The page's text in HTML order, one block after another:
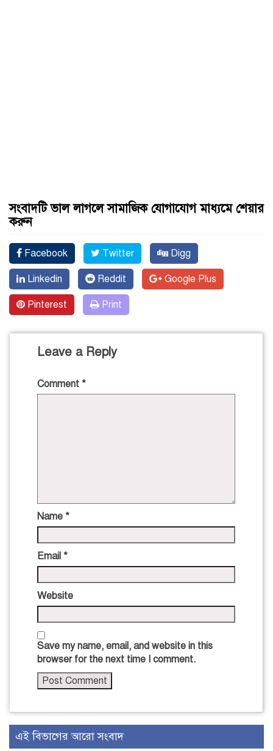
সংবাদটি ভাল লাগলে সামাজিক যোগাযোগ মাধ্যমে শেয়ার
করুন
Facebook Twitter Digg
Linkedin Reddit Google Plus
Pinterest Print
Leave a Reply
Comment *
Name *
Email *
Website
Save my name, email, and website in this
browser for the next time I comment.
এই বিভাগের আরো সংবাদ